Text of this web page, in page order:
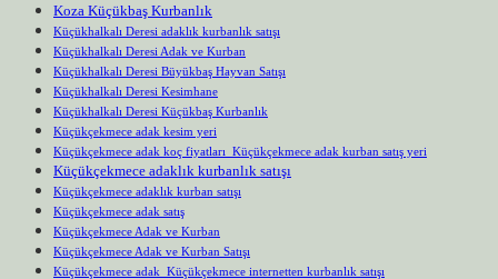
Koza Küçükbaş Kurbanlık
Küçükhalkalı Deresi adaklık kurbanlık satışı
Küçükhalkalı Deresi Adak ve Kurban
Küçükhalkalı Deresi Büyükbaş Hayvan Satışı
Küçükhalkalı Deresi Kesimhane
Küçükhalkalı Deresi Küçükbaş Kurbanlık
Küçükçekmece adak kesim yeri
Küçükçekmece adak koç fiyatları Küçükçekmece adak kurban satış yeri
Küçükçekmece adaklık kurbanlık satışı
Küçükçekmece adaklık kurban satışı
Küçükçekmece adak satış
Küçükçekmece Adak ve Kurban
Küçükçekmece Adak ve Kurban Satışı
Küçükçekmece adak Küçükçekmece internetten kurbanlık satışı